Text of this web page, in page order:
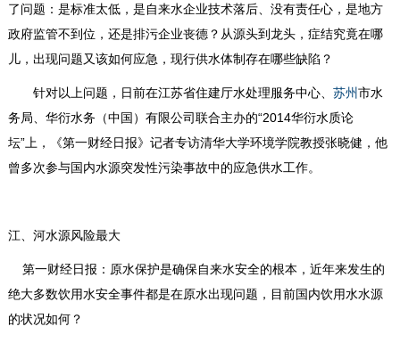
了问题：是标准太低，是自来水企业技术落后、没有责任心，是地方
政府监管不到位，还是排污企业丧德？从源头到龙头，症结究竟在哪
儿，出现问题又该如何应急，现行供水体制存在哪些缺陷？
针对以上问题，日前在江苏省住建厅水处理服务中心、 苏州 市水
务局、华衍水务（中国）有限公司联合主办的“2014华衍水质论
坛”上，《第一财经日报》记者专访清华大学环境学院教授张晓健，他
曾多次参与国内水源突发性污染事故中的应急供水工作。
江、河水源风险最大
第一财经日报：原水保护是确保自来水安全的根本，近年来发生的
绝大多数饮用水安全事件都是在原水出现问题，目前国内饮用水水源
的状况如何？